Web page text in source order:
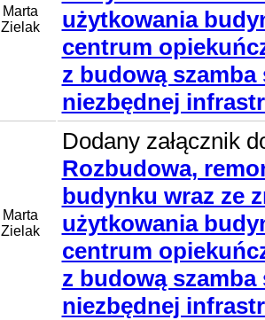
Marta
Zielak
użytkowania
centrum
z budową szamba
niezbędnej
Marta
Zielak
Dodany załącznik
Rozbudowa,
budynku wraz ze
użytkowania
centrum
z budową szamba
niezbędnej